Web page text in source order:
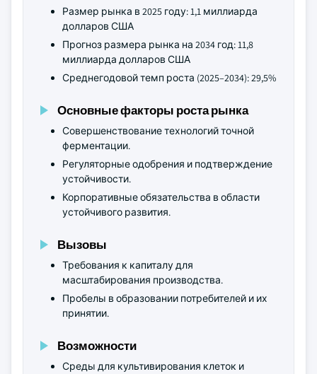
Размер рынка в 2025 году: 1,1 миллиарда
долларов США
Прогноз размера рынка на 2034 год: 11,8
миллиарда долларов США
Среднегодовой темп роста (2025–2034): 29,5%
Основные факторы роста рынка
Совершенствование технологий точной
ферментации.
Регуляторные одобрения и подтверждение
устойчивости.
Корпоративные обязательства в области
устойчивого развития.
Вызовы
Требования к капиталу для
масштабирования производства.
Пробелы в образовании потребителей и их
принятии.
Возможности
Среды для культивирования клеток и